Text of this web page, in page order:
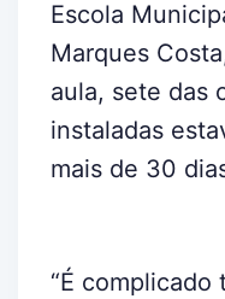
Escola
Marques
aula, sete das
instaladas
mais de 30
“É complicado